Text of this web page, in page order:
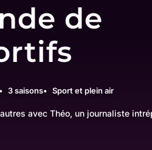
de
3 saisons Sport et plein air
avec Théo, un journaliste